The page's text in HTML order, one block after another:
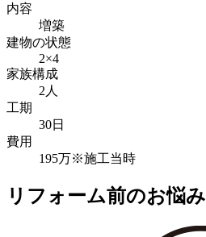
内容
増築
建物の状態
2×4
家族構成
2人
工期
30日
費用
195万※施工当時
リフォーム前のお悩み